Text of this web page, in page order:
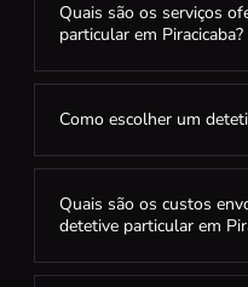
Quais são os serviços
particular em Piracicaba?
Como escolher um
Quais são os custos
detetive particular em